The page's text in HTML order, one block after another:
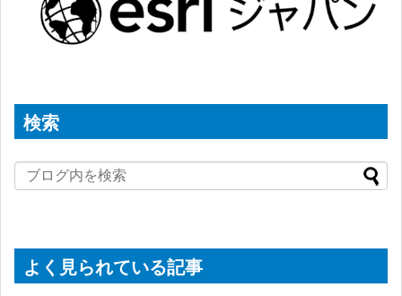
検索
よく見られている記事